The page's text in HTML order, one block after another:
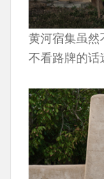
黄河宿集虽然
不看路牌的